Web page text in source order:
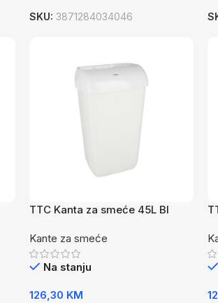
SKU: 3871284034046
TTC Kanta za smeće 45L BI
Kante za smeće
Na stanju
126,30 KM